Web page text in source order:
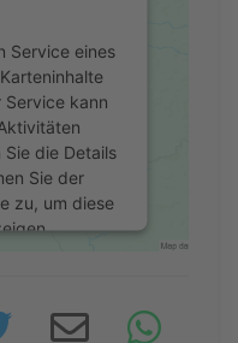
Service eines
Service kann
Sie die Details
Sie der
zu, um diese